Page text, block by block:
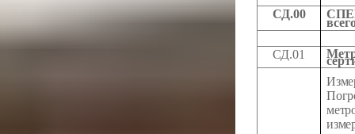
СД.00
СД.01